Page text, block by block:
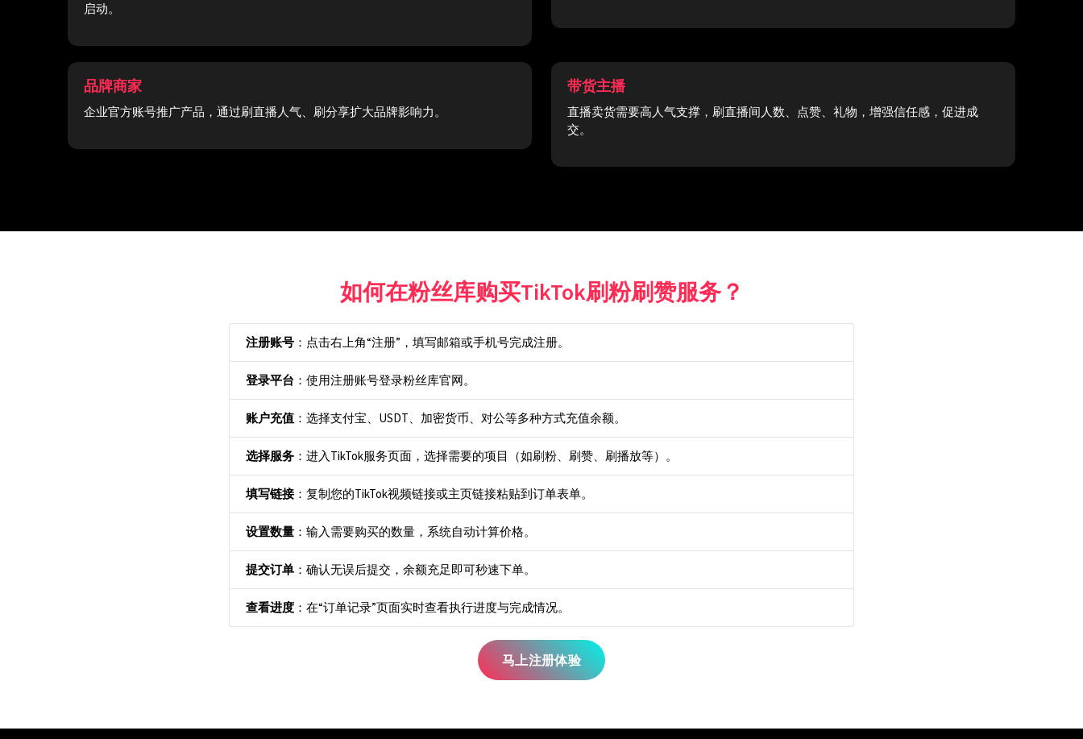
启动。
品牌商家
企业官方账号推广产品，通过刷直播人气、刷分享扩大品牌影响力。
带货主播
直播卖货需要高人气支撑，刷直播间人数、点赞、礼物，增强信任感，促进成
交。
如何在粉丝库购买TikTok刷粉刷赞服务？
注册账号 ：点击右上角“注册”，填写邮箱或手机号完成注册。
登录平台 ：使用注册账号登录粉丝库官网。
账户充值 ：选择支付宝、USDT、加密货币、对公等多种方式充值余额。
选择服务 ：进入TikTok服务页面，选择需要的项目（如刷粉、刷赞、刷播放等）。
填写链接：复制您的TikTok视频链接或主页链接粘贴到订单表单。
设置数量 ：输入需要购买的数量，系统自动计算价格。
提交订单 ：确认无误后提交，余额充足即可秒速下单。
查看进度 ：在“订单记录”页面实时查看执行进度与完成情况。
马上注册体验